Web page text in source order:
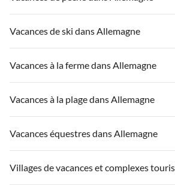
Vacances de ski dans Allemagne
Vacances à la ferme dans Allemagne
Vacances à la plage dans Allemagne
Vacances équestres dans Allemagne